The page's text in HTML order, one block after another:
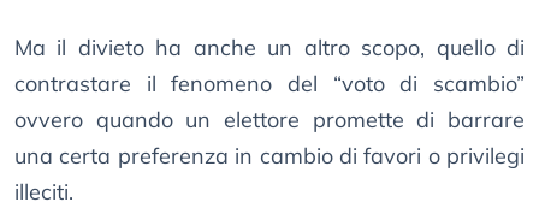
Ma il divieto ha anche un altro scopo, quello di
contrastare il fenomeno del “voto di scambio”
ovvero quando un elettore promette di barrare
una certa preferenza in cambio di favori o privilegi
illeciti.